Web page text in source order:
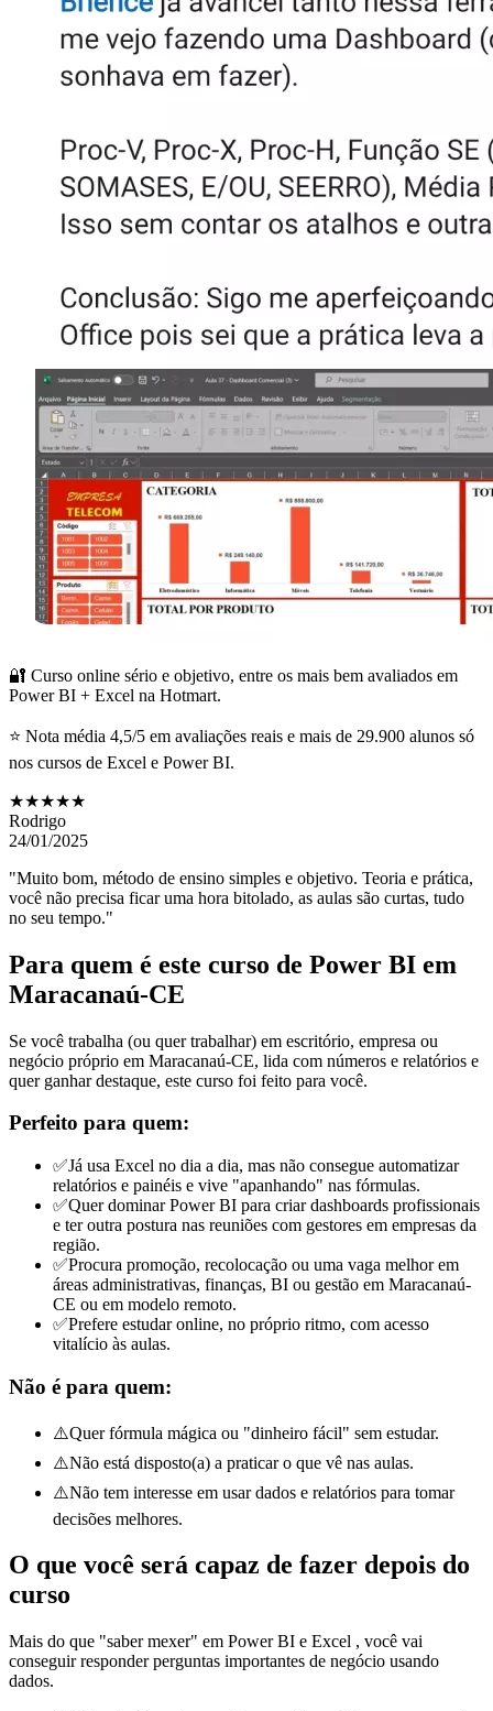
🔐 Curso online sério e objetivo, entre os mais bem avaliados em
Power BI + Excel na Hotmart.
⭐ Nota média 4,5/5 em avaliações reais e mais de 29.900 alunos só
nos cursos de Excel e Power BI.
★★★★★
Rodrigo
24/01/2025
"Muito bom, método de ensino simples e objetivo. Teoria e prática,
você não precisa ficar uma hora bitolado, as aulas são curtas, tudo
no seu tempo."
Para quem é este curso de Power BI em
Maracanaú-CE
Se você trabalha (ou quer trabalhar) em escritório, empresa ou
negócio próprio em Maracanaú-CE, lida com números e relatórios e
quer ganhar destaque, este curso foi feito para você.
Perfeito para quem:
✅Já usa Excel no dia a dia, mas não consegue automatizar
relatórios e painéis e vive "apanhando" nas fórmulas.
✅Quer dominar Power BI para criar dashboards profissionais
e ter outra postura nas reuniões com gestores em empresas da
região.
✅Procura promoção, recolocação ou uma vaga melhor em
áreas administrativas, finanças, BI ou gestão em Maracanaú-
CE ou em modelo remoto.
✅Prefere estudar online, no próprio ritmo, com acesso
vitalício às aulas.
Não é para quem:
⚠️Quer fórmula mágica ou "dinheiro fácil" sem estudar.
⚠️Não está disposto(a) a praticar o que vê nas aulas.
⚠️Não tem interesse em usar dados e relatórios para tomar
decisões melhores.
O que você será capaz de fazer depois do
curso
Mais do que "saber mexer" em Power BI e Excel , você vai
conseguir responder perguntas importantes de negócio usando
dados.